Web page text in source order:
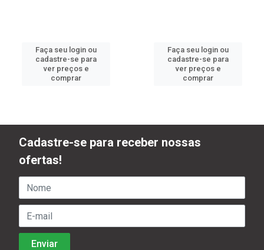
Faça seu login ou
cadastre-se para
ver preços e
comprar
Faça seu login ou
cadastre-se para
ver preços e
comprar
Cadastre-se para receber nossas
ofertas!